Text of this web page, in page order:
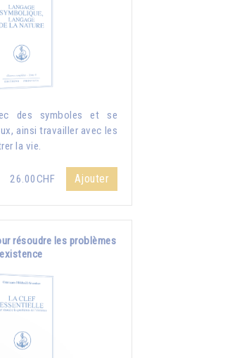
des symboles et se
ainsi travailler avec les
la vie.
26.00CHF Ajouter
résoudre les problèmes